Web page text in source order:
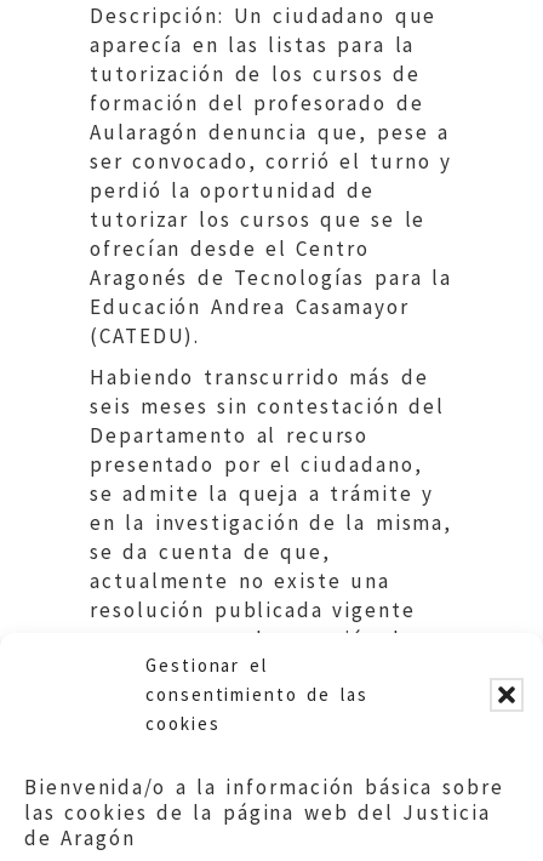
Gestionar el
consentimiento de las
cookies
Bienvenida/o a la información básica sobre
las cookies de la página web del Justicia
de Aragón
Descripción: Un ciudadano que
aparecía en las listas para la
tutorización de los cursos de
formación del profesorado de
Aularagón denuncia que, pese a
ser convocado, corrió el turno y
perdió la oportunidad de
tutorizar los cursos que se le
ofrecían desde el Centro
Aragonés de Tecnologías para la
Educación Andrea Casamayor
(CATEDU).
Habiendo transcurrido más de
seis meses sin contestación del
Departamento al recurso
presentado por el ciudadano,
se admite la queja a trámite y
en la investigación de la misma,
se da cuenta de que,
actualmente no existe una
resolución publicada vigente
que convoque la creación de un
listado priorizado de tutores.